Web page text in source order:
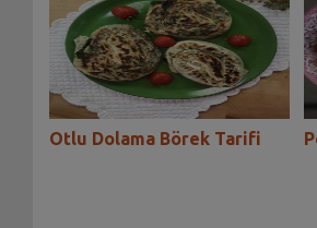
Otlu Dolama Börek Tarifi